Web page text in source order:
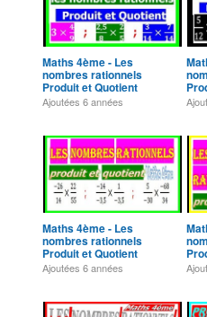
Maths 4ème - Les
nombres rationnels
Produit et Quotient
Exercice 1
Ajoutées 6 années
Maths 4ème - Les
nombres rationnels
Produit et Quotient
Exercice 6
Ajoutées 6 années